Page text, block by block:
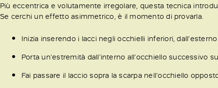
Più eccentrica e volutamente irregolare, questa tecnica
Se cerchi un effetto asimmetrico, è il momento di provarla.
Inizia inserendo i lacci negli occhielli inferiori,
Porta un’estremità dall’interno all’occhiello successivo
Fai passare il laccio sopra la scarpa nell’occhiello